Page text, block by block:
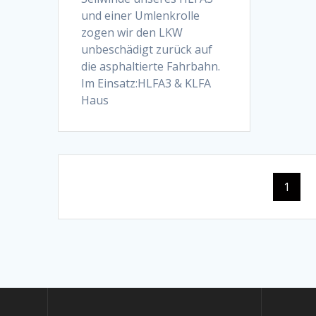
und einer Umlenkrolle
zogen wir den LKW
unbeschädigt zurück auf
die asphaltierte Fahrbahn.
Im Einsatz:HLFA3 & KLFA
Haus
Seite
1